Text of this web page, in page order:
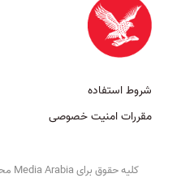
شروط استفاده
مقررات امنیت خصوصی
کلیه حقوق برای Media Arabia محفوظ است